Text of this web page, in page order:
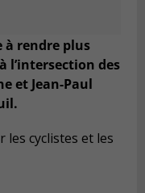
à rendre plus
l’intersection des
et Jean-Paul
les cyclistes et les